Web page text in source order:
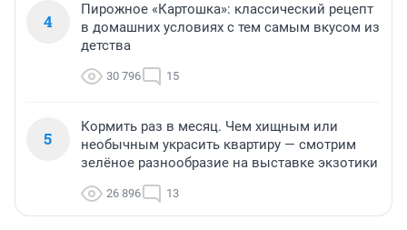
4
Пирожное «Картошка»: классический рецепт
в домашних условиях с тем самым вкусом из
детства
30 796 15
5
Кормить раз в месяц. Чем хищным или
необычным украсить квартиру — смотрим
зелёное разнообразие на выставке экзотики
26 896 13